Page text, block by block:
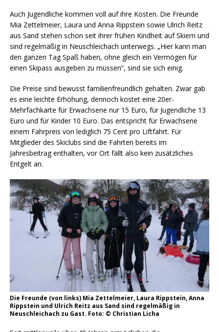
Auch Jugendliche kommen voll auf ihre Kosten. Die Freunde
Mia Zettelmeier, Laura und Anna Rippstein sowie Ulrich Reitz
aus Sand stehen schon seit ihrer frühen Kindheit auf Skiern und
sind regelmäßig in Neuschleichach unterwegs. „Hier kann man
den ganzen Tag Spaß haben, ohne gleich ein Vermögen für
einen Skipass ausgeben zu müssen“, sind sie sich einig.
Die Preise sind bewusst familienfreundlich gehalten. Zwar gab
es eine leichte Erhöhung, dennoch kostet eine 20er-
Mehrfachkarte für Erwachsene nur 15 Euro, für Jugendliche 13
Euro und für Kinder 10 Euro. Das entspricht für Erwachsene
einem Fahrpreis von lediglich 75 Cent pro Liftfahrt. Für
Mitglieder des Skiclubs sind die Fahrten bereits im
Jahresbeitrag enthalten, vor Ort fällt also kein zusätzliches
Entgelt an.
Die Freunde (von links) Mia Zettelmeier, Laura Rippstein, Anna
Rippstein und Ulrich Reitz aus Sand sind regelmäßig in
Neuschleichach zu Gast. Foto: © Christian Licha